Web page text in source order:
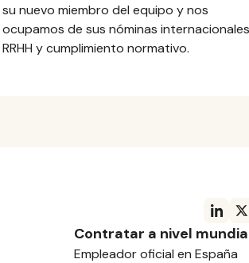
su nuevo miembro del equipo y nos
ocupamos de sus nóminas
RRHH y cumplimiento normativo.
Contratar a nivel
Empleador oficial en España